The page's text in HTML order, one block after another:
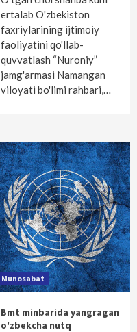
ertalab O'zbekiston
faxriylarining ijtimoiy
faoliyatini qo'llab-
quvvatlash “Nuroniy”
jamg'armasi Namangan
viloyati bo'limi rahbari,…
Munosabat
Bmt minbarida yangragan
o'zbekcha nutq